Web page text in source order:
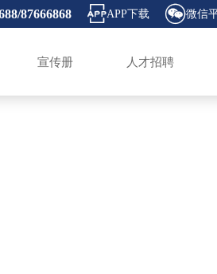
87666868 APP下载 微信
宣传册 人才招聘